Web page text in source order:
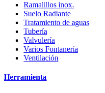
Ramalillos inox.
Suelo Radiante
Tratamiento de aguas
Tubería
Valvulería
Varios Fontanería
Ventilación
Herramienta